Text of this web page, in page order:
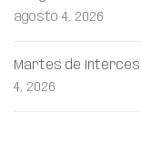
agosto 4, 2026
Martes de
4, 2026